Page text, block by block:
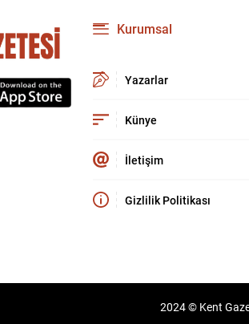
Kurumsal
Yazarlar
Künye
İletişim
Gizlilik Politikası
2024 © Kent